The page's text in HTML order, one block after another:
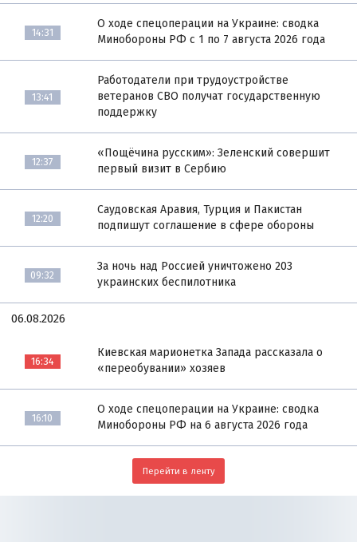
14:31
О ходе спецоперации на Украине: сводка
Минобороны РФ с 1 по 7 августа 2026 года
13:41
Работодатели при трудоустройстве
ветеранов СВО получат государственную
поддержку
12:37
«Пощёчина русским»: Зеленский совершит
первый визит в Сербию
12:20
Саудовская Аравия, Турция и Пакистан
подпишут соглашение в сфере обороны
09:32
За ночь над Россией уничтожено 203
украинских беспилотника
06.08.2026
16:34
Киевская марионетка Запада рассказала о
«переобувании» хозяев
16:10
О ходе спецоперации на Украине: сводка
Минобороны РФ на 6 августа 2026 года
Перейти в ленту